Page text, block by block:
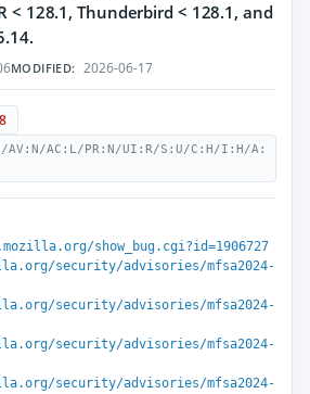
< 128.1, Thunderbird < 128.1, and
MODIFIED: 2026-06-17
AV:N/AC:L/PR:N/UI:R/S:U/C:H/I:H/A:
show_bug.cgi?id=1906727
security/advisories/mfsa2024-
security/advisories/mfsa2024-
security/advisories/mfsa2024-
security/advisories/mfsa2024-